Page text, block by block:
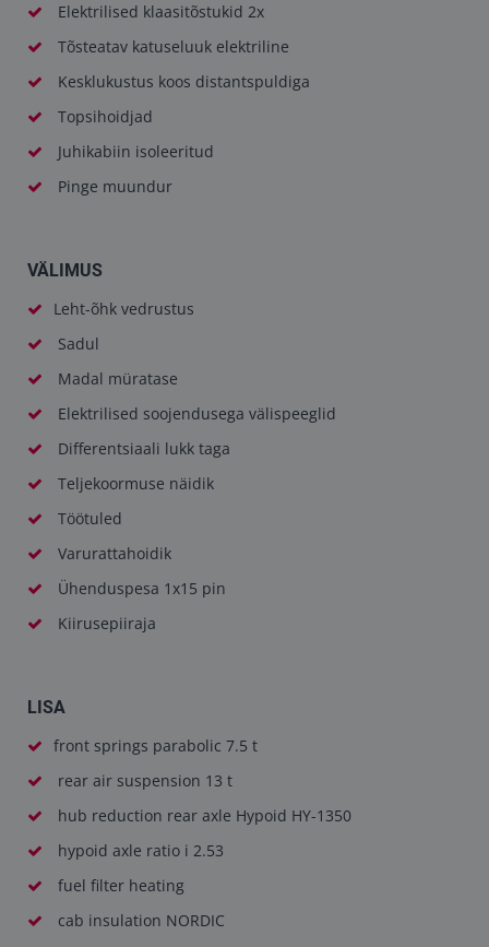
Elektrilised klaasitõstukid 2x
Tõsteatav katuseluuk elektriline
Kesklukustus koos distantspuldiga
Topsihoidjad
Juhikabiin isoleeritud
Pinge muundur
VÄLIMUS
Leht-õhk vedrustus
Sadul
Madal müratase
Elektrilised soojendusega välispeeglid
Differentsiaali lukk taga
Teljekoormuse näidik
Töötuled
Varurattahoidik
Ühenduspesa 1x15 pin
Kiirusepiiraja
LISA
front springs parabolic 7.5 t
rear air suspension 13 t
hub reduction rear axle Hypoid HY-1350
hypoid axle ratio i 2.53
fuel filter heating
cab insulation NORDIC